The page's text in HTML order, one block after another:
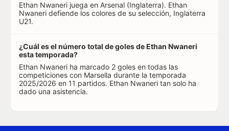
Ethan Nwaneri juega en Arsenal (Inglaterra). Ethan
Nwaneri defiende los colores de su selección, Inglaterra
U21.
¿Cuál es el número total de goles de Ethan Nwaneri
esta temporada?
Ethan Nwaneri ha marcado 2 goles en todas las
competiciones con Marsella durante la temporada
2025/2026 en 11 partidos. Ethan Nwaneri tan solo ha
dado una asistencia.